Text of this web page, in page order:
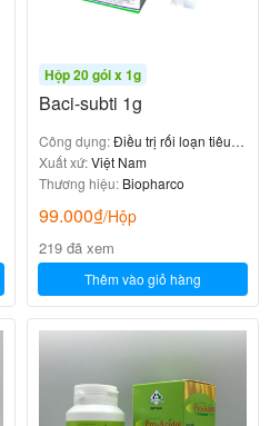
Hộp 20 gói x 1g
Baci-subti 1g
Công dụng:Điều trị rối loạn tiêu
hóa
Xuất xứ:Việt Nam
Thương hiệu: Biopharco
99.000₫/Hộp
219 đã xem
Thêm vào giỏ hàng